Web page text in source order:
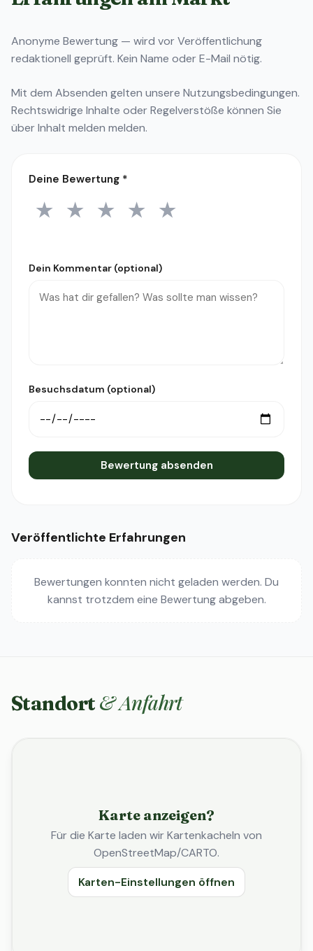
Anonyme Bewertung — wird vor Veröffentlichung
redaktionell geprüft. Kein Name oder E-Mail nötig.
Mit dem Absenden gelten unsere Nutzungsbedingungen.
Rechtswidrige Inhalte oder Regelverstöße können Sie
überInhalt melden melden.
Deine Bewertung *
1 Stern
★ 2 Sterne
★ 3 Sterne
★ 4 Sterne
★ 5 Sterne
★
Dein Kommentar (optional)
Besuchsdatum (optional)
Bewertung absenden
Veröffentlichte Erfahrungen
Bewertungen konnten nicht geladen werden. Du
kannst trotzdem eine Bewertung abgeben.
Standort & Anfahrt
Karte anzeigen?
Für die Karte laden wir Kartenkacheln von
OpenStreetMap/CARTO.
Karten-Einstellungen öffnen